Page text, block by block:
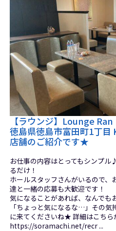
【ラウンジ】Lounge
徳島県徳島市富田町1丁目
店舗のご紹介です★
お仕事の内容はとってもシンプ
るだけ！
ホールスタッフさんがいるので
達と一緒の応募も大歓迎です！
気になることがあれば、なんでも
「ちょっと気になるな…」その
に来てくださいね★ 詳細はこち
https://soramachi.net/recr ...